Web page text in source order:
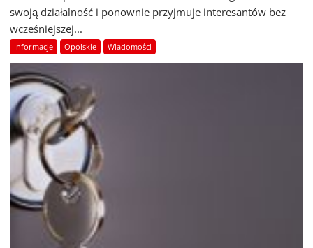
swoją działalność i ponownie przyjmuje interesantów bez
wcześniejszej...
Informacje Opolskie Wiadomości